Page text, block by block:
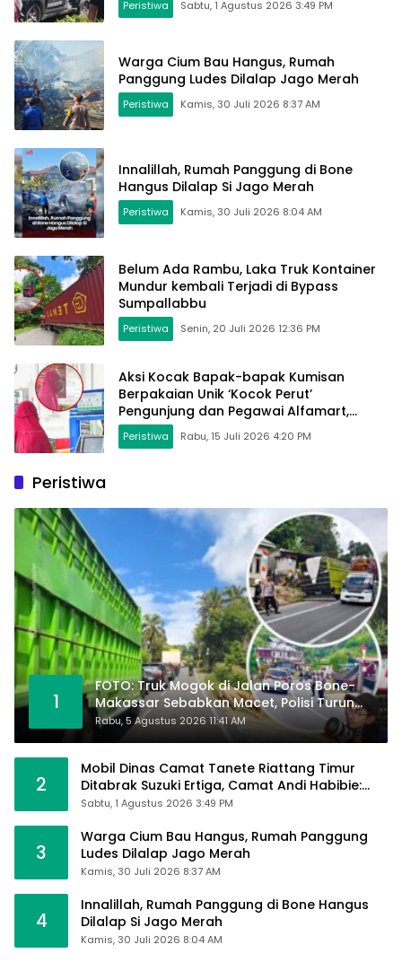
Peristiwa Sabtu, 1 Agustus 2026 3:49 PM
Warga Cium Bau Hangus, Rumah
Panggung Ludes Dilalap Jago Merah
Peristiwa Kamis, 30 Juli 2026 8:37 AM
Innalillah, Rumah Panggung di Bone
Hangus Dilalap Si Jago Merah
Peristiwa Kamis, 30 Juli 2026 8:04 AM
Belum Ada Rambu, Laka Truk Kontainer
Mundur kembali Terjadi di Bypass
Sumpallabbu
Peristiwa Senin, 20 Juli 2026 12:36 PM
Aksi Kocak Bapak-bapak Kumisan
Berpakaian Unik ‘Kocok Perut’
Pengunjung dan Pegawai Alfamart,
Ngaku Aktifkan Layar Sentuh Atm
Peristiwa Rabu, 15 Juli 2026 4:20 PM
Peristiwa
1
FOTO: Truk Mogok di Jalan Poros Bone-
Makassar Sebabkan Macet, Polisi Turun
Tangan
Rabu, 5 Agustus 2026 11:41 AM
2
Mobil Dinas Camat Tanete Riattang Timur
Ditabrak Suzuki Ertiga, Camat Andi Habibie:
Alhamdulillah Saya Baik-Baik Saja
Sabtu, 1 Agustus 2026 3:49 PM
3
Warga Cium Bau Hangus, Rumah Panggung
Ludes Dilalap Jago Merah
Kamis, 30 Juli 2026 8:37 AM
4
Innalillah, Rumah Panggung di Bone Hangus
Dilalap Si Jago Merah
Kamis, 30 Juli 2026 8:04 AM